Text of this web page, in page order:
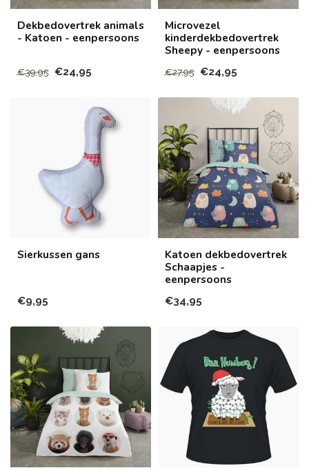
Dekbedovertrek animals
- Katoen - eenpersoons
€39,95 €24,95
Microvezel
kinderdekbedovertrek
Sheepy - eenpersoons
€27,95 €24,95
Sierkussen gans
€9,95
Katoen dekbedovertrek
Schaapjes -
eenpersoons
€34,95